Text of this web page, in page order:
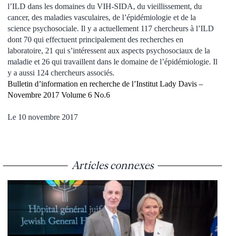
l’ILD dans les domaines du VIH-SIDA, du vieillissement, du
cancer, des maladies vasculaires, de l’épidémiologie et de la
science psychosociale. Il y a actuellement 117 chercheurs à l’ILD
dont 70 qui effectuent principalement des recherches en
laboratoire, 21 qui s’intéressent aux aspects psychosociaux de la
maladie et 26 qui travaillent dans le domaine de l’épidémiologie. Il
y a aussi 124 chercheurs associés.
Bulletin d’information en recherche de l’Institut Lady Davis –
Novembre 2017 Volume 6 No.6
Le 10 novembre 2017
Articles connexes